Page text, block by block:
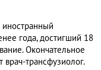
года, достигший 18
Окончательное
трансфузиолог.